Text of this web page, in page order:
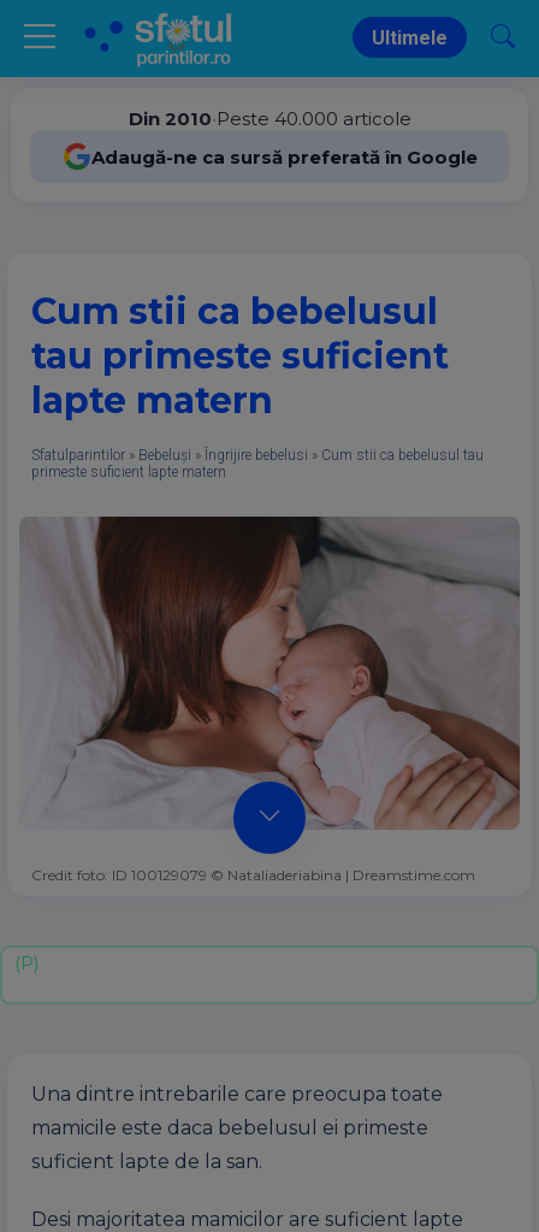
Ultimele
Din 2010•Peste 40.000 articole
Adaugă-ne ca sursă preferată în Google
Cum stii ca bebelusul
tau primeste suficient
lapte matern
Sfatulparintilor » Bebeluși » Îngrijire bebelusi » Cum stii ca bebelusul tau
primeste suficient lapte matern
Credit foto: ID 100129079 © Nataliaderiabina | Dreamstime.com
Una dintre intrebarile care preocupa toate
mamicile este daca bebelusul ei primeste
suficient lapte de la san.
Desi majoritatea mamicilor are suficient lapte